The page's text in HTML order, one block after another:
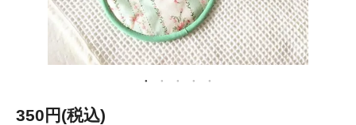
350円(税込)